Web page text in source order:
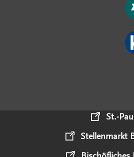
St.-
Stellenmarkt